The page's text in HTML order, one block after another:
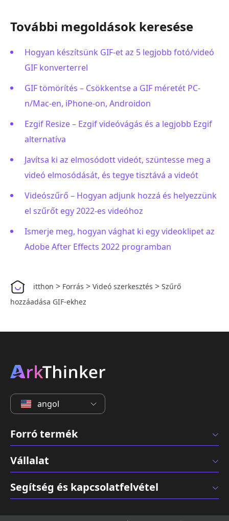
További megoldások keresése
Hogyan készítsünk GIF-et az 5 legjobb fotó/videó
GIF konverterrel
GIF tömörítés – Csökkentse a GIF méretét PC-
n/Mac-en, iPhone-on, Androidon
Ezgif Resize – Ezgif videóvágás és a legjobb Ezgif
alternatíva
Javítsa ki az elmosódott videót, szüntesse meg a
videó elmosódását, és tegye tisztává a videót
Videószűrő – Hogyan adjunk hozzá és helyezzünk
el szűrőt egy 2022-es videóhoz
Ismerje meg, hogyan vághat ki egy videoklipet az
Adobe After Effects 2022 programban
itthon > Forrás > Videó szerkesztés > Szűrő
hozzáadása GIF-ekhez
angol
Forró termék
Vállalat
Segítség és kapcsolatfelvétel